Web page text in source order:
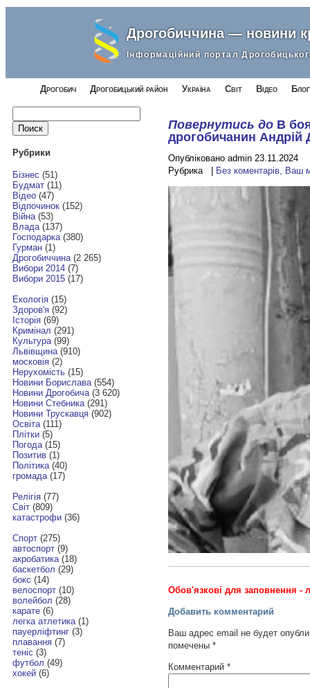
Дрогобиччина — новини
Інформаційний портал
Дрогобич Дрогобицький район Україна Світ Відео
Найти:
Рубрики
Бізнес (51)
Будмат(11)
Відео(47)
Відпочинок(152)
Війна(53)
Влада(137)
Господарка(380)
Гурман(1)
Дрогобиччина(2 265)
Вибори 2014(7)
Вибори 2015(17)
Екологія(15)
Здоров'я(92)
Історія(69)
Кримінал (291)
Культура(99)
Львівщина(910)
московія(2)
Нерухомість(15)
Новини Борислава(554)
Новини Дрогобича(3 620)
Новини Стебника(291)
Новини Трускавця(902)
Освіта(111)
Плітки(5)
Погода(15)
Позитив(1)
Політика(40)
громада(17)
Релігія(77)
Світ(809)
катастрофи(36)
Спорт(275)
автоспорт(9)
акробатика(18)
баскетбол (29)
бокс (14)
велоспорт(10)
волейбол (28)
карате(6)
легка атлетика(1)
пауерліфтинг(3)
плавання(7)
теніс (3)
футбол (49)
хокей(6)
Повернутись до В
дрогобичанин Андрій
Опубліковано admin 23.11.2024
Рубрика | Без коментарів, Ваш
Обов'язкові для заповнення -
Добавить комментарий
Ваш адрес email не будет
помечены *
Комментарий *